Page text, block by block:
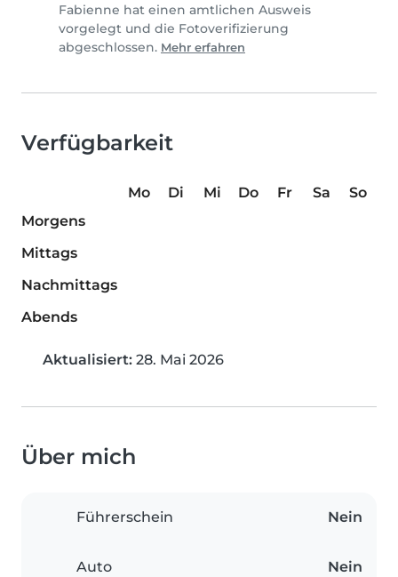
Fabienne hat einen amtlichen Ausweis
vorgelegt und die Fotoverifizierung
abgeschlossen. Mehr erfahren
Verfügbarkeit
Mo Di Mi Do Fr Sa
So
Morgens
Mittags
Nachmittags
Abends
Aktualisiert: 28. Mai 2026
Über mich
Führerschein Nein
Auto Nein